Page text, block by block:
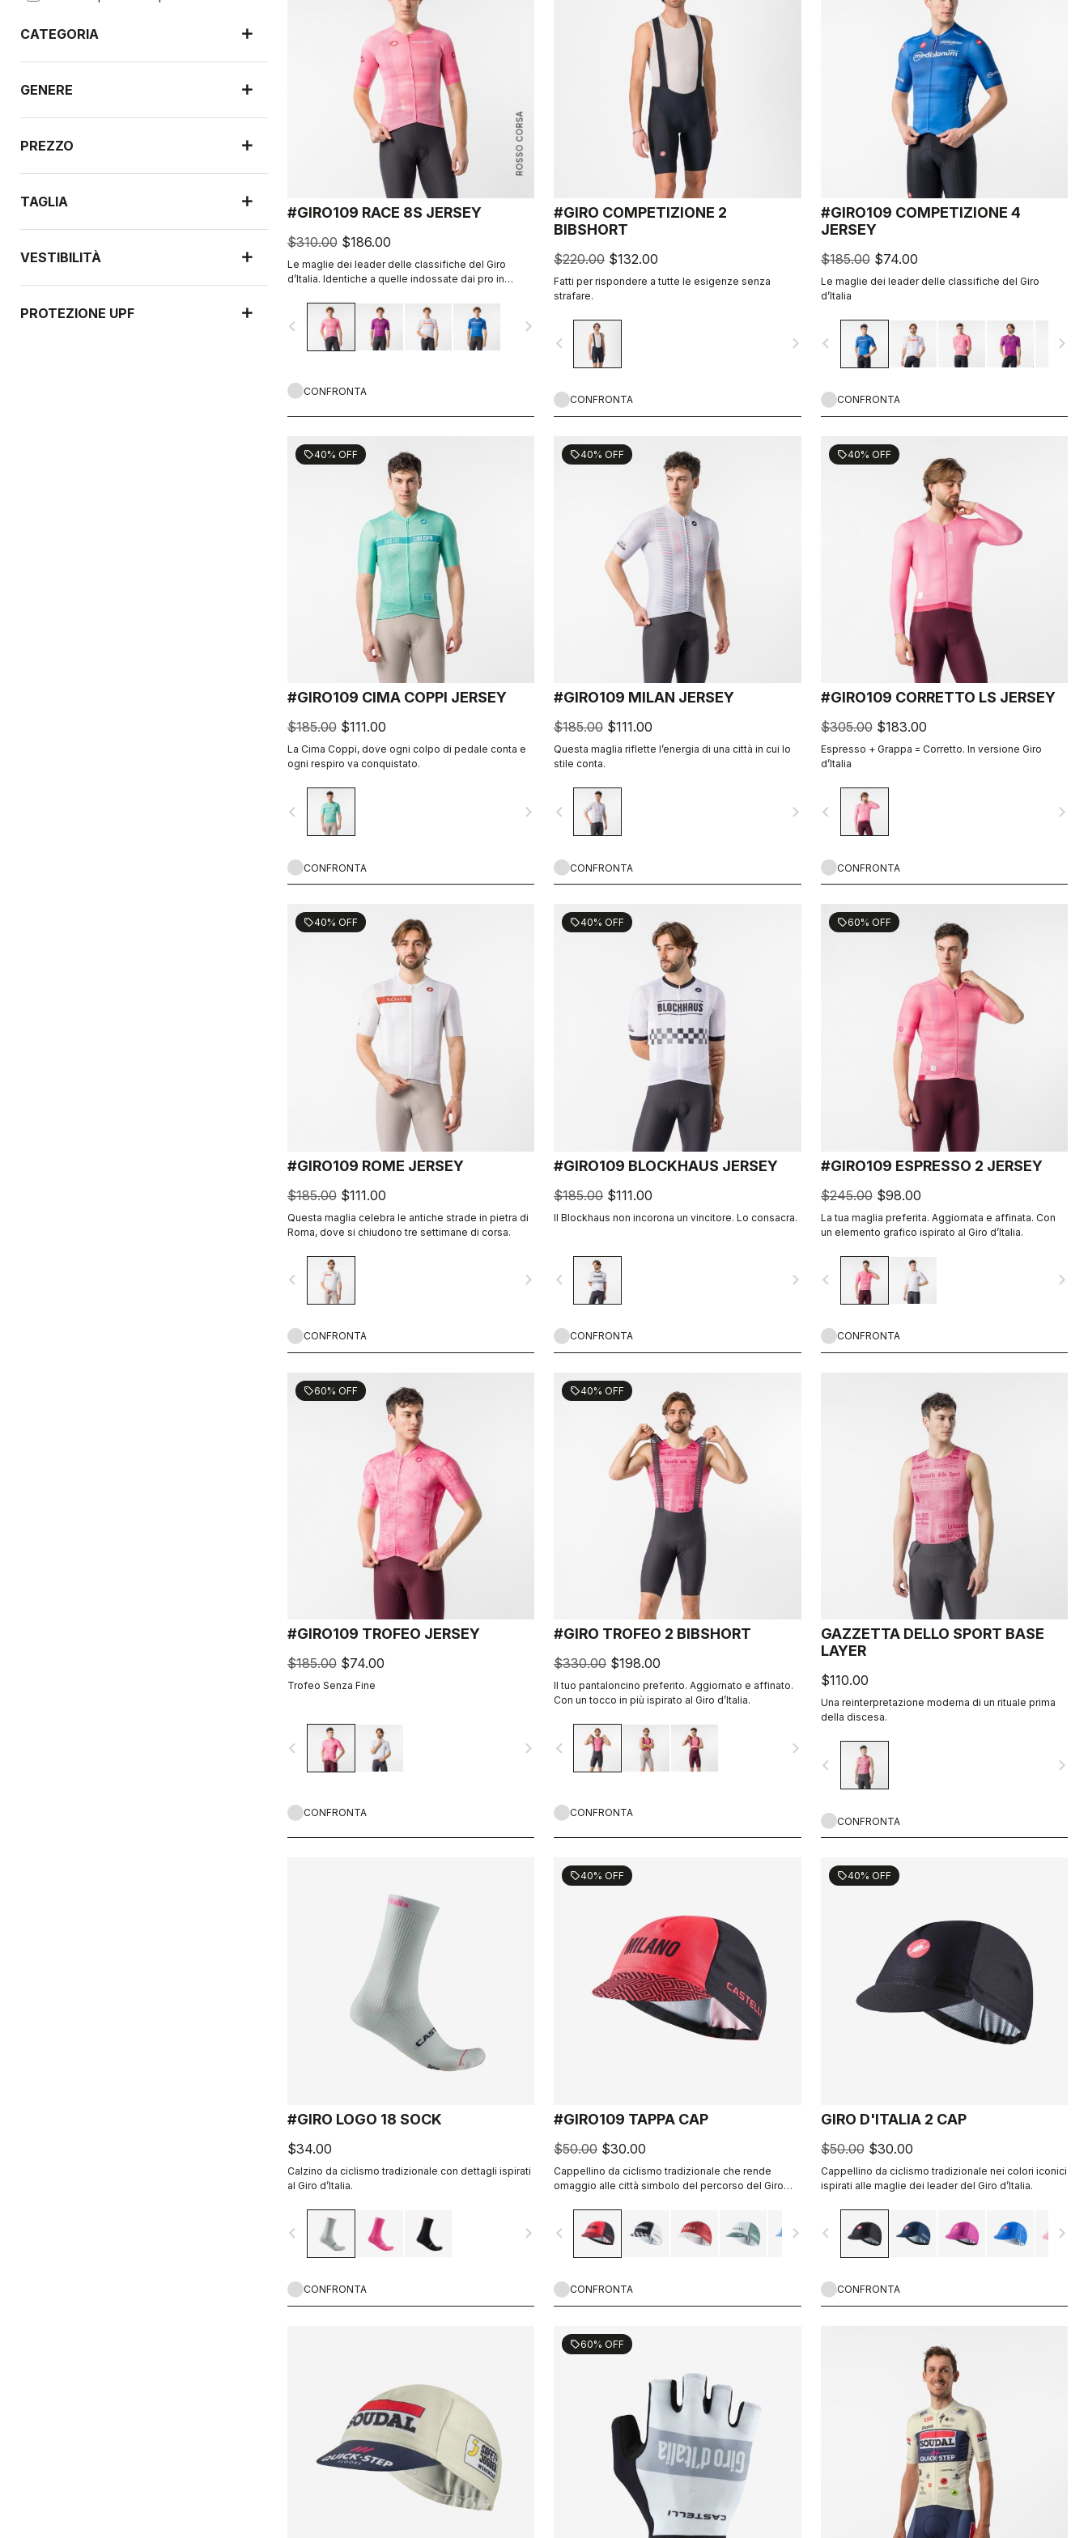
CATEGORIA
GENERE
PREZZO
TAGLIA
VESTIBILITÀ
PROTEZIONE UPF
ROSSO CORSA
#GIRO109 RACE 8S JERSEY
$310.00 $186.00
Le maglie dei leader delle classifiche del Giro
d’Italia. Identiche a quelle indossate dai pro in
navigate_before navigate_next
CONFRONTA
#GIRO COMPETIZIONE 2
BIBSHORT
$220.00 $132.00
Fatti per rispondere a tutte le esigenze senza
strafare.
navigate_before navigate_next
CONFRONTA
#GIRO109 COMPETIZIONE 4
JERSEY
$185.00 $74.00
Le maglie dei leader delle classifiche del Giro
d’Italia
navigate_before navigate_next
CONFRONTA
sell40% OFF
#GIRO109 CIMA COPPI JERSEY
$185.00 $111.00
La Cima Coppi, dove ogni colpo di pedale conta e
ogni respiro va conquistato.
navigate_before navigate_next
CONFRONTA
sell40% OFF
#GIRO109 MILAN JERSEY
$185.00 $111.00
Questa maglia riflette l’energia di una città in cui lo
stile conta.
navigate_before navigate_next
CONFRONTA
sell40% OFF
#GIRO109 CORRETTO LS JERSEY
$305.00 $183.00
Espresso + Grappa = Corretto. In versione Giro
d’Italia
navigate_before navigate_next
CONFRONTA
sell40% OFF
#GIRO109 ROME JERSEY
$185.00 $111.00
Questa maglia celebra le antiche strade in pietra di
Roma, dove si chiudono tre settimane di corsa.
navigate_before navigate_next
CONFRONTA
sell40% OFF
#GIRO109 BLOCKHAUS JERSEY
$185.00 $111.00
Il Blockhaus non incorona un vincitore. Lo consacra.
navigate_before navigate_next
CONFRONTA
sell60% OFF
#GIRO109 ESPRESSO 2 JERSEY
$245.00 $98.00
La tua maglia preferita. Aggiornata e affinata. Con
un elemento grafico ispirato al Giro d’Italia.
navigate_before navigate_next
CONFRONTA
sell60% OFF
#GIRO109 TROFEO JERSEY
$185.00 $74.00
Trofeo Senza Fine
navigate_before navigate_next
CONFRONTA
sell40% OFF
#GIRO TROFEO 2 BIBSHORT
$330.00 $198.00
Il tuo pantaloncino preferito. Aggiornato e affinato.
Con un tocco in più ispirato al Giro d’Italia.
navigate_before navigate_next
CONFRONTA
GAZZETTA DELLO SPORT BASE
LAYER
$110.00
Una reinterpretazione moderna di un rituale prima
della discesa.
navigate_before navigate_next
CONFRONTA
#GIRO LOGO 18 SOCK
$34.00
Calzino da ciclismo tradizionale con dettagli ispirati
al Giro d’Italia.
navigate_before navigate_next
CONFRONTA
sell40% OFF
#GIRO109 TAPPA CAP
$50.00 $30.00
Cappellino da ciclismo tradizionale che rende
omaggio alle città simbolo del percorso del Giro
navigate_before navigate_next
CONFRONTA
sell40% OFF
GIRO D'ITALIA 2 CAP
$50.00 $30.00
Cappellino da ciclismo tradizionale nei colori iconici
ispirati alle maglie dei leader del Giro d’Italia.
navigate_before navigate_next
CONFRONTA
sell60% OFF